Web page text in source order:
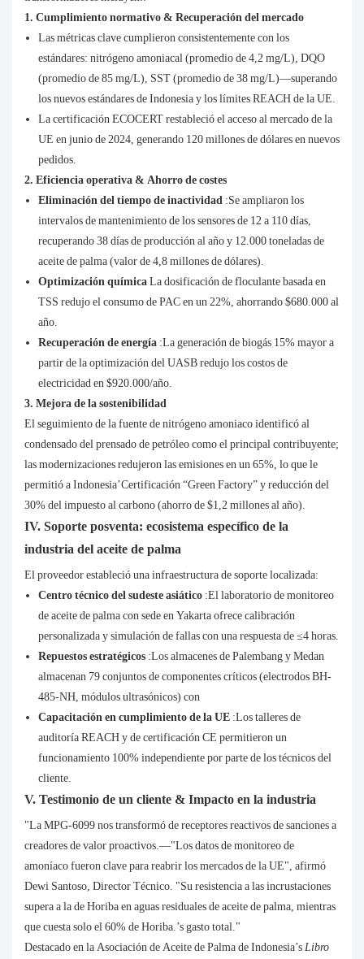
1. Cumplimiento normativo & Recuperación del mercado
Las métricas clave cumplieron consistentemente con los
estándares: nitrógeno amoniacal (promedio de 4,2 mg/L), DQO
(promedio de 85 mg/L), SST (promedio de 38 mg/L)—superando
los nuevos estándares de Indonesia y los límites REACH de la UE.
La certificación ECOCERT restableció el acceso al mercado de la
UE en junio de 2024, generando 120 millones de dólares en nuevos
pedidos.
2. Eficiencia operativa & Ahorro de costes
Eliminación del tiempo de inactividad :Se ampliaron los
intervalos de mantenimiento de los sensores de 12 a 110 días,
recuperando 38 días de producción al año y 12.000 toneladas de
aceite de palma (valor de 4,8 millones de dólares).
Optimización químicaLa dosificación de floculante basada en
TSS redujo el consumo de PAC en un 22%, ahorrando $680.000 al
año.
Recuperación de energía :La generación de biogás 15% mayor a
partir de la optimización del UASB redujo los costos de
electricidad en $920.000/año.
3. Mejora de la sostenibilidad
El seguimiento de la fuente de nitrógeno amoniaco identificó al
condensado del prensado de petróleo como el principal contribuyente;
las modernizaciones redujeron las emisiones en un 65%, lo que le
permitió a Indonesia’Certificación “Green Factory” y reducción del
30% del impuesto al carbono (ahorro de $1,2 millones al año).
IV. Soporte posventa: ecosistema específico de la
industria del aceite de palma
El proveedor estableció una infraestructura de soporte localizada:
Centro técnico del sudeste asiático :El laboratorio de monitoreo
de aceite de palma con sede en Yakarta ofrece calibración
personalizada y simulación de fallas con una respuesta de ≤4 horas.
Repuestos estratégicos :Los almacenes de Palembang y Medan
almacenan 79 conjuntos de componentes críticos (electrodos BH-
485-NH, módulos ultrasónicos) con
Capacitación en cumplimiento de la UE :Los talleres de
auditoría REACH y de certificación CE permitieron un
funcionamiento 100% independiente por parte de los técnicos del
cliente.
V. Testimonio de un cliente & Impacto en la industria
"La MPG-6099 nos transformó de receptores reactivos de sanciones a
creadores de valor proactivos.—"Los datos de monitoreo de
amoníaco fueron clave para reabrir los mercados de la UE", afirmó
Dewi Santoso, Director Técnico. "Su resistencia a las incrustaciones
supera a la de Horiba en aguas residuales de aceite de palma, mientras
que cuesta solo el 60% de Horiba.’s gasto total."
Destacado en la Asociación de Aceite de Palma de Indonesia’sLibro